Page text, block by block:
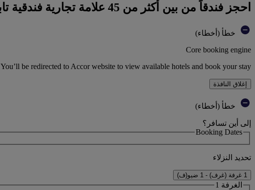
احجز فندقاً من بين أكثر من 45 علامة تجارية فندقية تابعة لمجموعة أكور
خطأ (أخطاء)
Core booking engine
You’ll be redirected to Accor website to view available hotels and book your stay
إغلاق النافذة
خطأ (أخطاء)
إلى أين تسافر؟
Booking Dates
تحديد النزلاء
1 غرفة (غرف) - 1 ضيو(ف)
الغرفة 1